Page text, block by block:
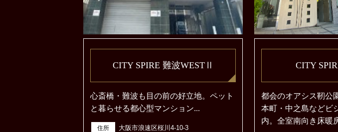
CITY SPIRE 難波WESTⅡ
心斎橋・難波も目の前の好立地。ペット
と暮らせる都心型マンション...
住所 大阪市浪速区桜川4-10-3
CITY
都会のオアシス靭公
本町・中之島などビ
内。全室南向き床暖